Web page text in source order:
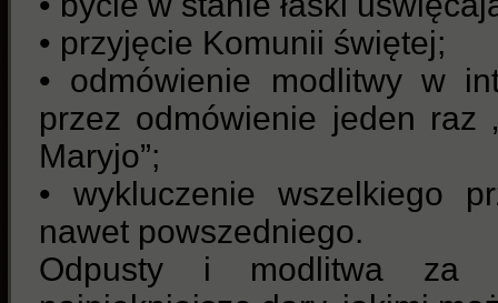
• przyjęcie Komunii świętej;
• odmówienie modlitwy w
przez odmówienie jeden raz
Maryjo”;
• wykluczenie wszelkiego
nawet powszedniego.
Odpusty i modlitwa za